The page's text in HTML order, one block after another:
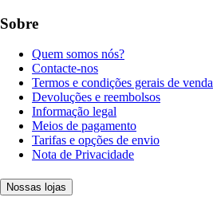
Sobre
Quem somos nós?
Contacte-nos
Termos e condições gerais de venda
Devoluções e reembolsos
Informação legal
Meios de pagamento
Tarifas e opções de envio
Nota de Privacidade
Nossas lojas